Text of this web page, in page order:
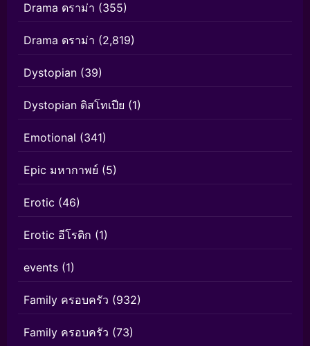
Drama ดราม่า (355)
Drama ดราม่า (2,819)
Dystopian (39)
Dystopian ดิสโทเปีย (1)
Emotional (341)
Epic มหากาพย์ (5)
Erotic (46)
Erotic อีโรติก (1)
events (1)
Family ครอบครัว (932)
Family ครอบครัว (73)